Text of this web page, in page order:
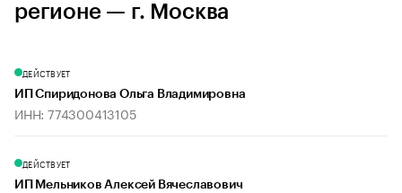
регионе — г. Москва
ДЕЙСТВУЕТ
ИП Спиридонова Ольга Владимировна
ИНН: 774300413105
ДЕЙСТВУЕТ
ИП Мельников Алексей Вячеславович